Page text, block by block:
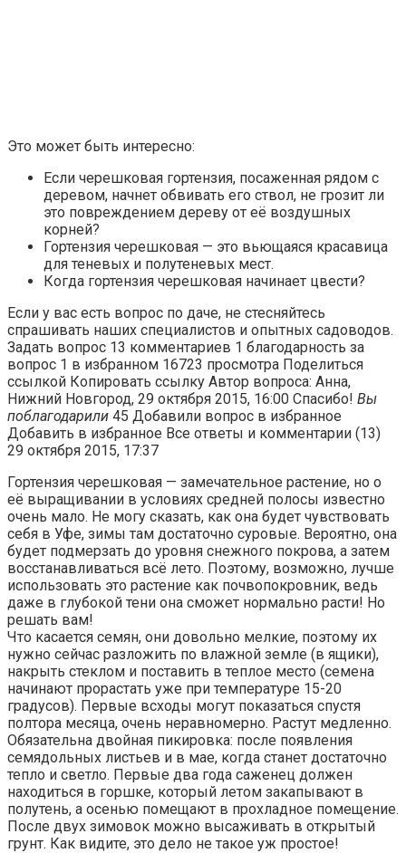
Это может быть интересно:
Если черешковая гортензия, посаженная рядом с
деревом, начнет обвивать его ствол, не грозит ли
это повреждением дереву от её воздушных
корней?
Гортензия черешковая — это вьющаяся красавица
для теневых и полутеневых мест.
Когда гортензия черешковая начинает цвести?
Если у вас есть вопрос по даче, не стесняйтесь
спрашивать наших специалистов и опытных садоводов.
Задать вопрос 13 комментариев 1 благодарность за
вопрос 1 в избранном 16723 просмотра Поделиться
ссылкой Копировать ссылку Автор вопроса: Анна,
Нижний Новгород, 29 октября 2015, 16:00 Спасибо! Вы
поблагодарили 45 Добавили вопрос в избранное
Добавить в избранное Все ответы и комментарии (13)
29 октября 2015, 17:37
Гортензия черешковая — замечательное растение, но о
её выращивании в условиях средней полосы известно
очень мало. Не могу сказать, как она будет чувствовать
себя в Уфе, зимы там достаточно суровые. Вероятно, она
будет подмерзать до уровня снежного покрова, а затем
восстанавливаться всё лето. Поэтому, возможно, лучше
использовать это растение как почвопокровник, ведь
даже в глубокой тени она сможет нормально расти! Но
решать вам!
Что касается семян, они довольно мелкие, поэтому их
нужно сейчас разложить по влажной земле (в ящики),
накрыть стеклом и поставить в теплое место (семена
начинают прорастать уже при температуре 15-20
градусов). Первые всходы могут показаться спустя
полтора месяца, очень неравномерно. Растут медленно.
Обязательна двойная пикировка: после появления
семядольных листьев и в мае, когда станет достаточно
тепло и светло. Первые два года саженец должен
находиться в горшке, который летом закапывают в
полутень, а осенью помещают в прохладное помещение.
После двух зимовок можно высаживать в открытый
грунт. Как видите, это дело не такое уж простое!